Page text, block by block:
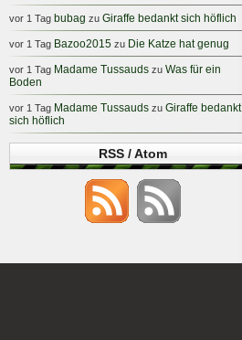
vor 1 Tag bubag zu Giraffe bedankt sich höflich
vor 1 Tag Bazoo2015 zu Die Katze hat genug
vor 1 Tag Madame Tussauds zu Was für ein
Boden
vor 1 Tag Madame Tussauds zu Giraffe bedankt
sich höflich
RSS / Atom